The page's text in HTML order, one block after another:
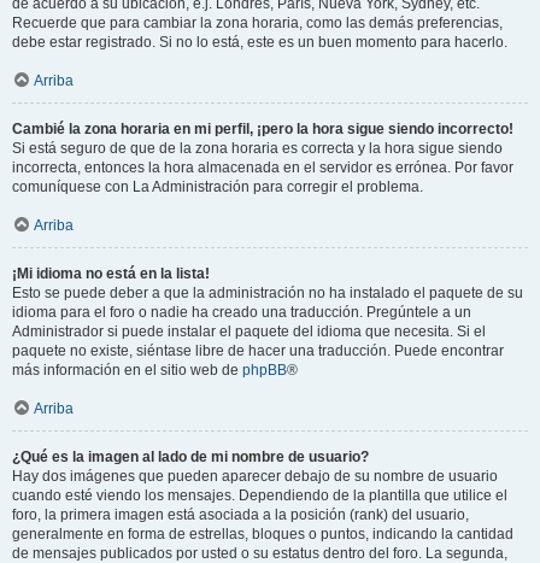
de acuerdo a su ubicación, e.j. Londres, París, Nueva York, Sydney, etc.
Recuerde que para cambiar la zona horaria, como las demás preferencias,
debe estar registrado. Si no lo está, este es un buen momento para hacerlo.
Arriba
Cambié la zona horaria en mi perfil, ¡pero la hora sigue siendo incorrecto!
Si está seguro de que de la zona horaria es correcta y la hora sigue siendo
incorrecta, entonces la hora almacenada en el servidor es errónea. Por favor
comuníquese con La Administración para corregir el problema.
Arriba
¡Mi idioma no está en la lista!
Esto se puede deber a que la administración no ha instalado el paquete de su
idioma para el foro o nadie ha creado una traducción. Pregúntele a un
Administrador si puede instalar el paquete del idioma que necesita. Si el
paquete no existe, siéntase libre de hacer una traducción. Puede encontrar
más información en el sitio web de phpBB®
Arriba
¿Qué es la imagen al lado de mi nombre de usuario?
Hay dos imágenes que pueden aparecer debajo de su nombre de usuario
cuando esté viendo los mensajes. Dependiendo de la plantilla que utilice el
foro, la primera imagen está asociada a la posición (rank) del usuario,
generalmente en forma de estrellas, bloques o puntos, indicando la cantidad
de mensajes publicados por usted o su estatus dentro del foro. La segunda,